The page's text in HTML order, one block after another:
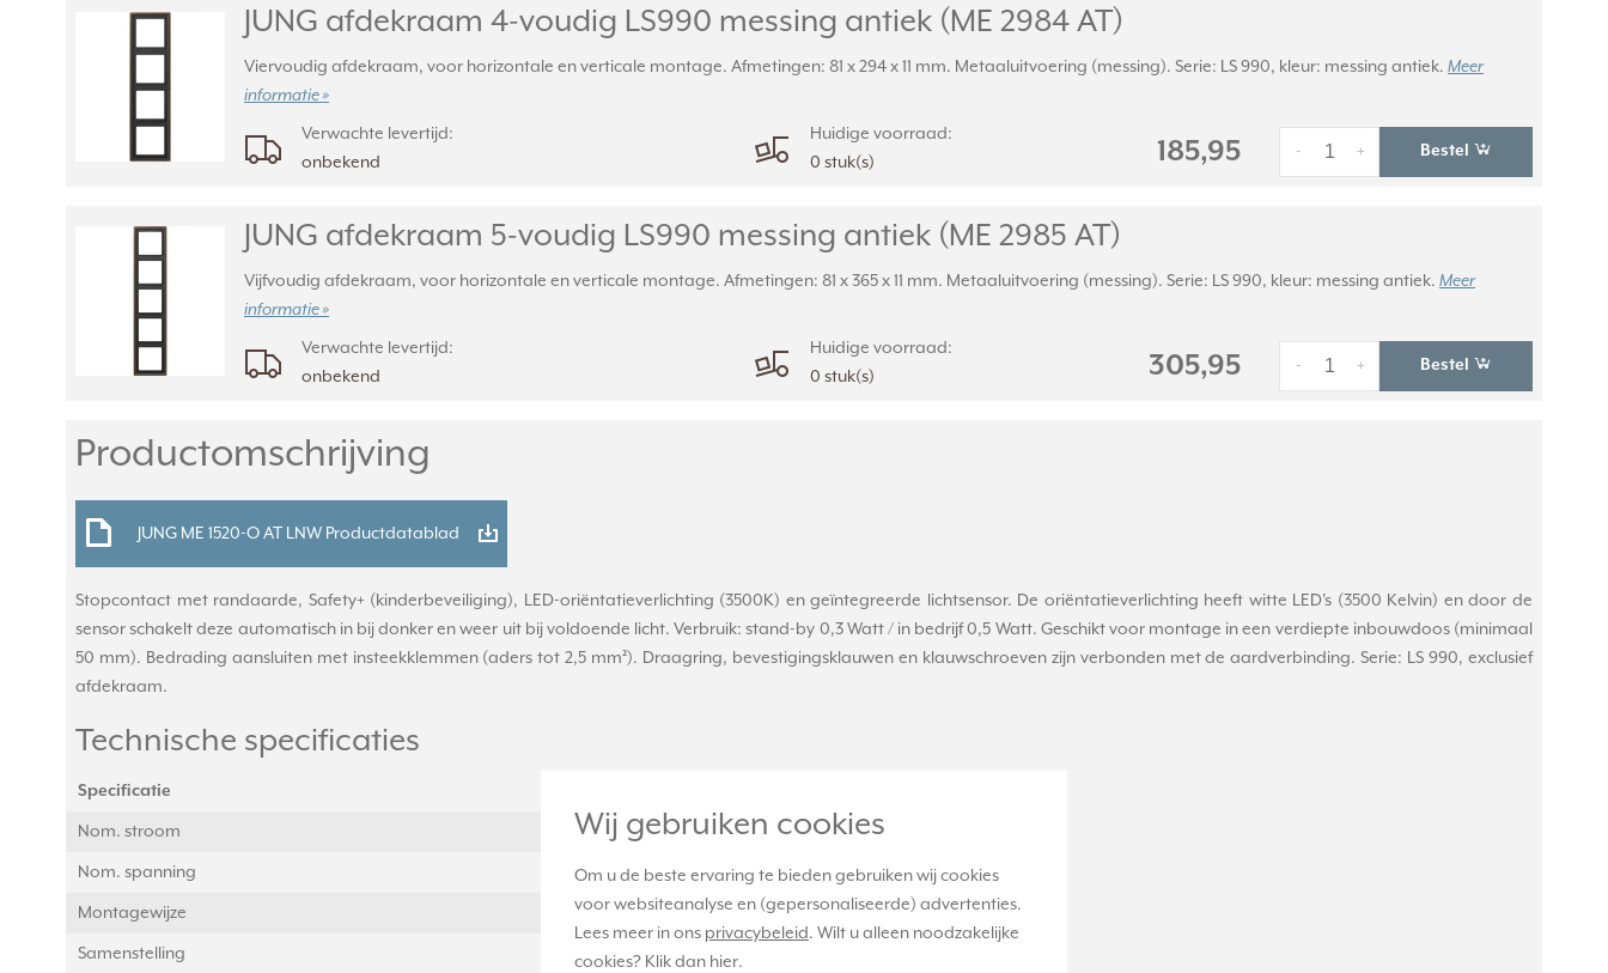
Wij gebruiken cookies
Om u de beste ervaring te bieden gebruiken wij cookies
voor websiteanalyse en (gepersonaliseerde) advertenties.
Lees meer in ons privacybeleid. Wilt u alleen noodzakelijke
cookies? Klik dan hier.
JUNG afdekraam 4-voudig LS990 messing antiek (ME 2984 AT)
Viervoudig afdekraam, voor horizontale en verticale montage. Afmetingen: 81 x 294 x 11 mm. Metaaluitvoering (messing). Serie: LS 990, kleur: messing antiek. Meer
informatie »
Verwachte levertijd:
onbekend
Huidige voorraad:
0 stuk(s)
185,95 +
- Bestel
JUNG afdekraam 5-voudig LS990 messing antiek (ME 2985 AT)
Vijfvoudig afdekraam, voor horizontale en verticale montage. Afmetingen: 81 x 365 x 11 mm. Metaaluitvoering (messing). Serie: LS 990, kleur: messing antiek. Meer
informatie »
Verwachte levertijd:
onbekend
Huidige voorraad:
0 stuk(s)
305,95 +
- Bestel
Productomschrijving
JUNG ME 1520-O AT LNW Productdatablad
Stopcontact met randaarde, Safety+ (kinderbeveiliging), LED-oriëntatieverlichting (3500K) en geïntegreerde lichtsensor. De oriëntatieverlichting heeft witte LED's (3500 Kelvin) en door de
sensor schakelt deze automatisch in bij donker en weer uit bij voldoende licht. Verbruik: stand-by 0,3 Watt / in bedrijf 0,5 Watt. Geschikt voor montage in een verdiepte inbouwdoos (minimaal
50 mm). Bedrading aansluiten met insteekklemmen (aders tot 2,5 mm²). Draagring, bevestigingsklauwen en klauwschroeven zijn verbonden met de aardverbinding. Serie: LS 990, exclusief
afdekraam.
Technische specificaties
Specificatie
Nom. stroom 16 Ampère (A)
Nom. spanning 250 Volt (V)
Montagewijze Inbouw (stucwerk)
Samenstelling Basiselement met centrale afdekplaat